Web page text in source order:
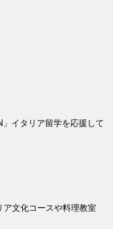
イタリア留学を応援して
文化コースや料理教室